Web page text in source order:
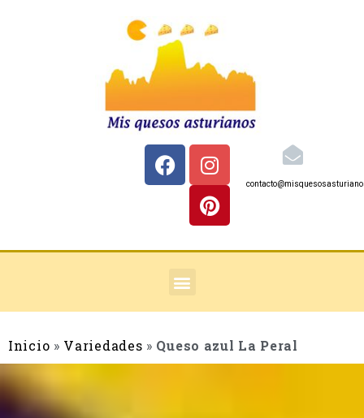
Inicio » Variedades » Queso azul La Peral